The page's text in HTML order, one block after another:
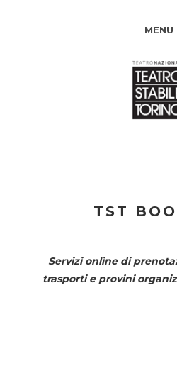
MENU
TST
Servizi online di
trasporti e provini